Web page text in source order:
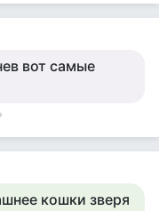
вот самые
кошки зверя